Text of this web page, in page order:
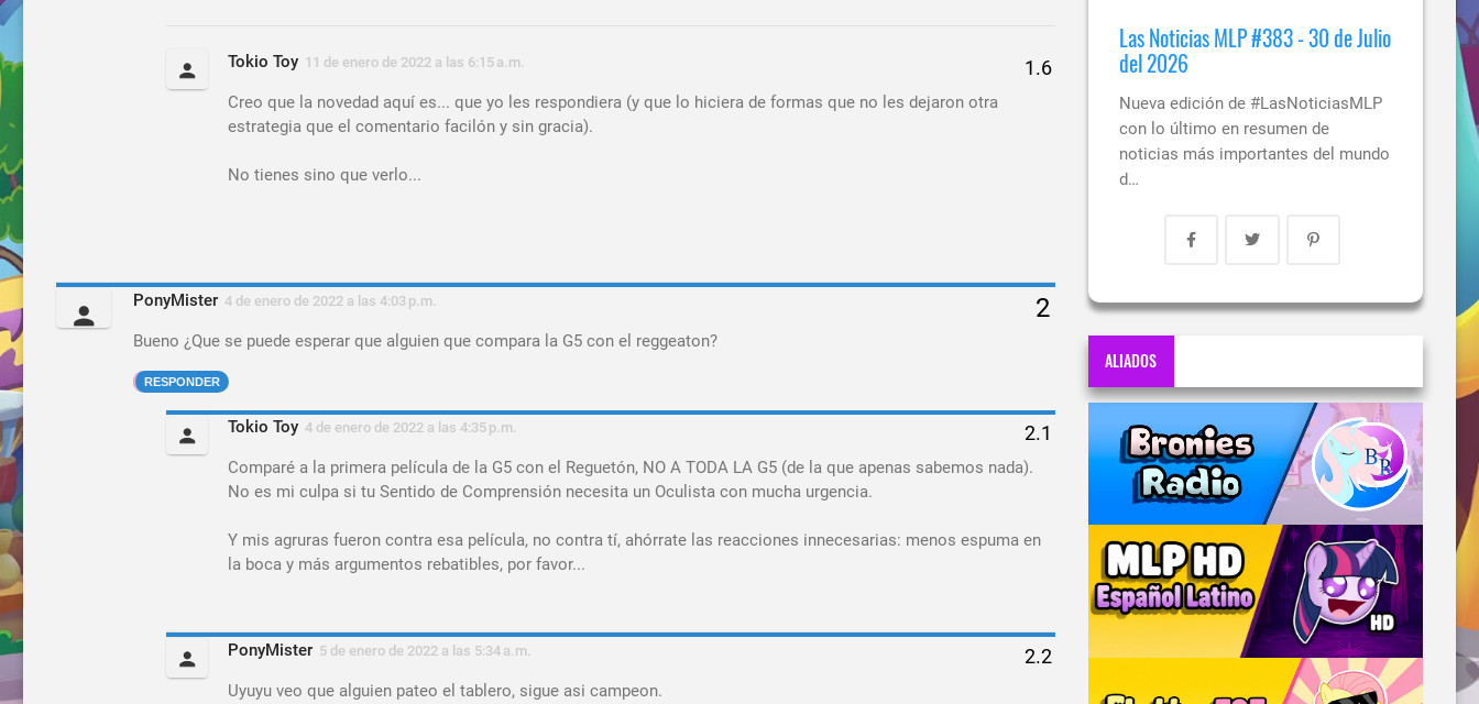
Tokio Toy 11 de enero de 2022 a las 6:15 a.m.
Creo que la novedad aquí es... que yo les respondiera (y que lo hiciera de formas que no les dejaron otra
estrategia que el comentario facilón y sin gracia).
No tienes sino que verlo...
PonyMister 4 de enero de 2022 a las 4:03 p.m.
Bueno ¿Que se puede esperar que alguien que compara la G5 con el reggeaton?
RESPONDER
Tokio Toy 4 de enero de 2022 a las 4:35 p.m.
Comparé a la primera película de la G5 con el Reguetón, NO A TODA LA G5 (de la que apenas sabemos nada).
No es mi culpa si tu Sentido de Comprensión necesita un Oculista con mucha urgencia.
Y mis agruras fueron contra esa película, no contra tí, ahórrate las reacciones innecesarias: menos espuma en
la boca y más argumentos rebatibles, por favor...
PonyMister 5 de enero de 2022 a las 5:34 a.m.
Uyuyu veo que alguien pateo el tablero, sigue asi campeon.
Las Noticias MLP #383 - 30 de Julio
del 2026
Nueva edición de #LasNoticiasMLP
con lo último en resumen de
noticias más importantes del mundo
d…
ALIADOS